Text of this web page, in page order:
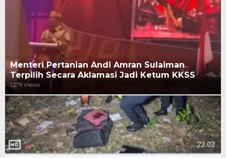
Menteri Pertanian Andi Amran Sulaiman
Terpilih Secara Aklamasi Jadi Ketum KKSS
1,279 Views